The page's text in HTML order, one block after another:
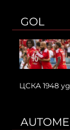
GOL
ЦСКА 1948